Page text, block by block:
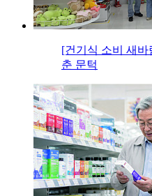
[건기식 소비 새
춘 문턱